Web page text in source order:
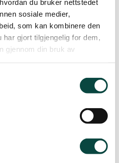
du bruker nettstedet
sosiale medier,
som kan kombinere den
gjort tilgjengelig for dem,
gjennom din bruk av
to do more?
for schools who
environment, and learn
are some of them (all in
giftfrie barnehager